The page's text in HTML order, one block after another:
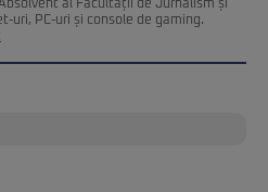
al Facultății de Jurnalism și
uri, PC-uri și console de gaming.